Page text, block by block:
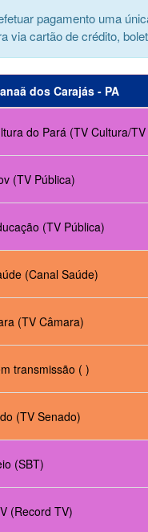
pagamento uma
via cartão de crédito,
dos Carajás - PA
do Pará (TV Cultura/
(TV Pública)
(TV Pública)
(Canal Saúde)
(TV Câmara)
transmissão ( )
(TV Senado)
(SBT)
(Record TV)